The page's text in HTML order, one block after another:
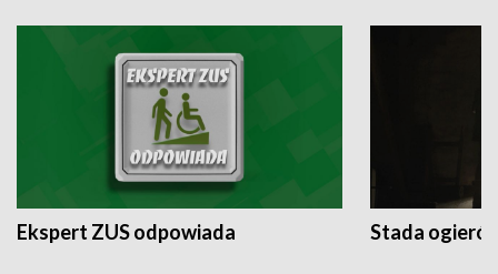
Ekspert ZUS odpowiada Stada